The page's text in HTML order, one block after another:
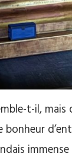
t-il,
bonheur